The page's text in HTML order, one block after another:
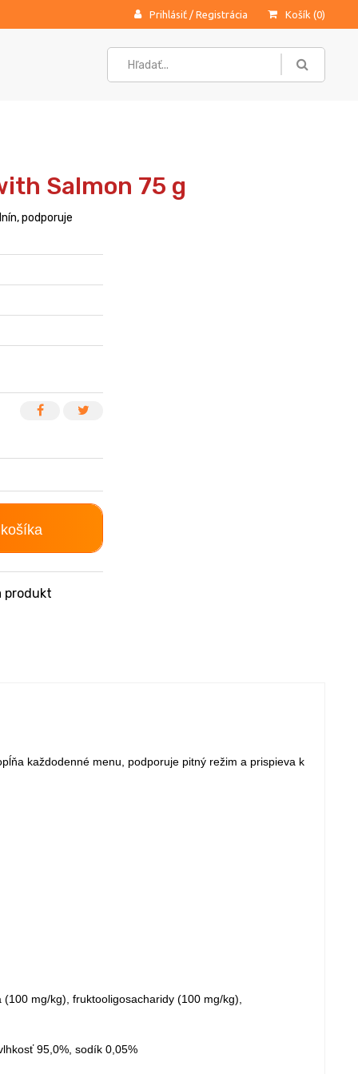
Prihlásiť / Registrácia Košík (0)
Salmon 75 g
podporuje
produkt
každodenné menu, podporuje pitný režim a prispieva k
mg/kg), fruktooligosacharidy (100 mg/kg),
95,0%, sodík 0,05%